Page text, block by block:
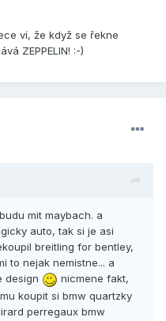
ví, že když se řekne
ZEPPELIN! :-)
mit maybach. a
auto, tak si je asi
breitling for bentley,
to nejak nemistne... a
design
nicmene fakt,
koupit si bmw quartzky
perregaux bmw